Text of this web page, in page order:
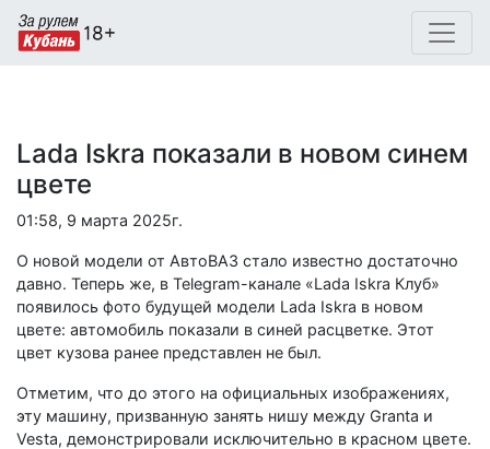
Lada Iskra показали в новом синем
цвете
01:58, 9 марта 2025г.
О новой модели от АвтоВАЗ стало известно достаточно
давно. Теперь же, в Telegram-канале «Lada Iskra Клуб»
появилось фото будущей модели Lada Iskra в новом
цвете: автомобиль показали в синей расцветке. Этот
цвет кузова ранее представлен не был.
Отметим, что до этого на официальных изображениях,
эту машину, призванную занять нишу между Granta и
Vesta, демонстрировали исключительно в красном цвете.